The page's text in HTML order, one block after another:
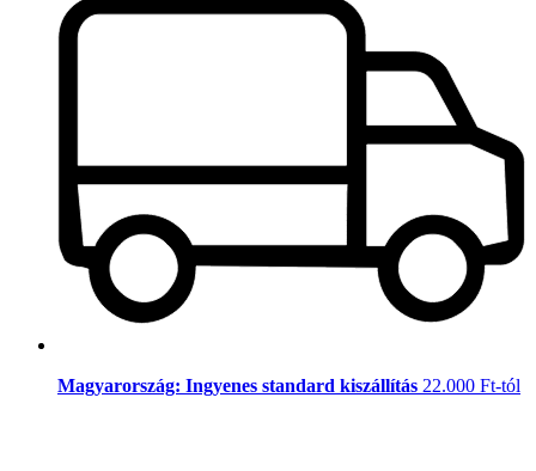
Magyarország: Ingyenes standard kiszállítás 22.000 Ft-tól